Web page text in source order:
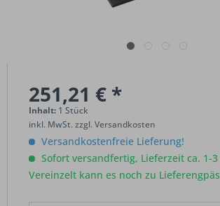
251,21 € *
Inhalt: 1 Stück
inkl. MwSt.zzgl. Versandkosten
Versandkostenfreie Lieferung!
Sofort versandfertig, Lieferzeit ca. 1-
Vereinzelt kann es noch zu